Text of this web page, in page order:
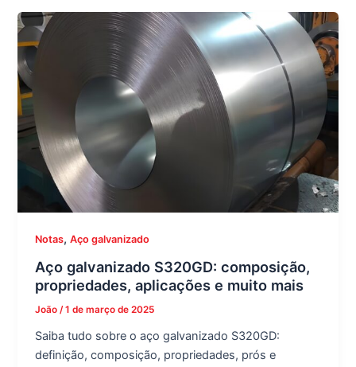
Notas,Aço galvanizado
Aço galvanizado S320GD: composição,
propriedades, aplicações e muito mais
João/1 de março de 2025
Saiba tudo sobre o aço galvanizado S320GD:
definição, composição, propriedades, prós e